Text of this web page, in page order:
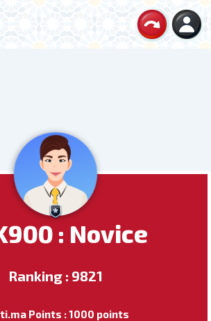
: Novice
Ranking : 9821
Points : 1000 points